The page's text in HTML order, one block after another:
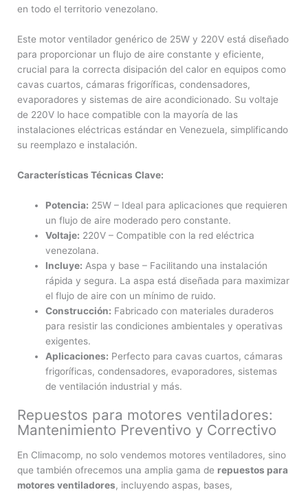
en todo el territorio venezolano.
Este motor ventilador genérico de 25W y 220V está diseñado
para proporcionar un flujo de aire constante y eficiente,
crucial para la correcta disipación del calor en equipos como
cavas cuartos, cámaras frigoríficas, condensadores,
evaporadores y sistemas de aire acondicionado. Su voltaje
de 220V lo hace compatible con la mayoría de las
instalaciones eléctricas estándar en Venezuela, simplificando
su reemplazo e instalación.
Características Técnicas Clave:
Potencia: 25W – Ideal para aplicaciones que requieren
un flujo de aire moderado pero constante.
Voltaje: 220V – Compatible con la red eléctrica
venezolana.
Incluye: Aspa y base – Facilitando una instalación
rápida y segura. La aspa está diseñada para maximizar
el flujo de aire con un mínimo de ruido.
Construcción: Fabricado con materiales duraderos
para resistir las condiciones ambientales y operativas
exigentes.
Aplicaciones: Perfecto para cavas cuartos, cámaras
frigoríficas, condensadores, evaporadores, sistemas
de ventilación industrial y más.
Repuestos para motores ventiladores:
Mantenimiento Preventivo y Correctivo
En Climacomp, no solo vendemos motores ventiladores, sino
que también ofrecemos una amplia gama de repuestos para
motores ventiladores, incluyendo aspas, bases,